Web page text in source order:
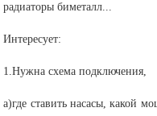
радиаторы биметалл...
Интересует:
1.Нужна схема подключения,
а)где ставить насасы, какой